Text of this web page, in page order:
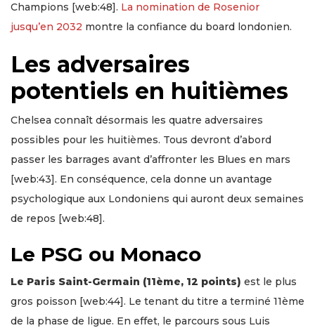
Champions [web:48]. La nomination de Rosenior
jusqu’en 2032 montre la confiance du board londonien.
Les adversaires
potentiels en huitièmes
Chelsea connaît désormais les quatre adversaires
possibles pour les huitièmes. Tous devront d’abord
passer les barrages avant d’affronter les Blues en mars
[web:43]. En conséquence, cela donne un avantage
psychologique aux Londoniens qui auront deux semaines
de repos [web:48].
Le PSG ou Monaco
Le Paris Saint-Germain (11ème, 12 points) est le plus
gros poisson [web:44]. Le tenant du titre a terminé 11ème
de la phase de ligue. En effet, le parcours sous Luis